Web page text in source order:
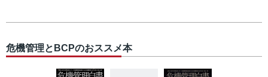
危機管理とBCPのおススメ本